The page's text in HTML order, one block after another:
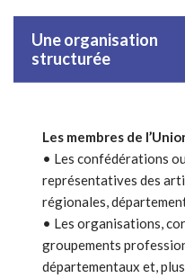
Une organisation
structurée
Les membres de
• Les confédérations
représentatives des
régionales,
• Les organisations,
groupements
départementaux et,